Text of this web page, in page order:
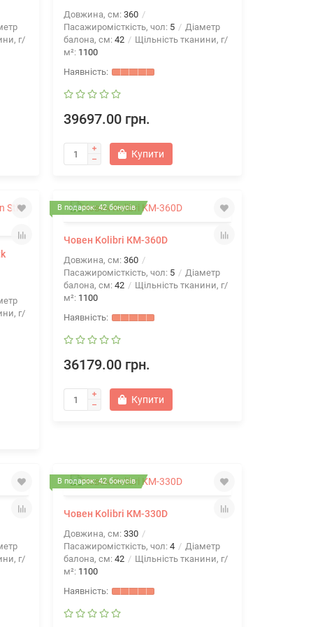
г/
Довжина, см: 360
Пасажиромісткість, чол: 5
Діаметр
балона, см: 42
Щільність тканини, г/
м²: 1100
39697.00 грн.
Купити
г/
В подарок: 42 бонусів
Човен Kolibri КМ-360D
Довжина, см: 360
Пасажиромісткість, чол: 5
Діаметр
балона, см: 42
Щільність тканини, г/
м²: 1100
36179.00 грн.
Купити
г/
В подарок: 42 бонусів
Човен Kolibri КМ-330D
Довжина, см: 330
Пасажиромісткість, чол: 4
Діаметр
балона, см: 42
Щільність тканини, г/
м²: 1100